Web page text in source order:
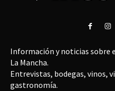
Información y noticias sobre
La Mancha.
Entrevistas, bodegas, vinos,
gastronomía.